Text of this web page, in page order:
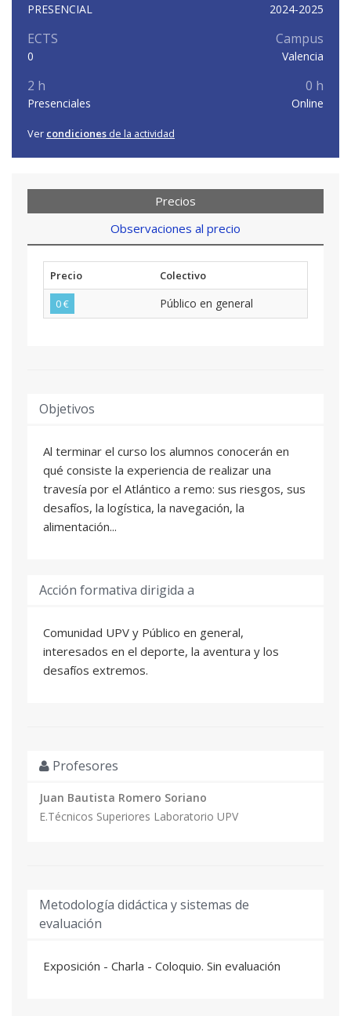
PRESENCIAL 2024-2025
ECTS
0
Campus
Valencia
2 h
Presenciales
0 h
Online
Ver condiciones de la actividad
Precios
Observaciones al precio
Precio
Colectivo
0 €
Público en general
Objetivos
Al terminar el curso los alumnos conocerán en
qué consiste la experiencia de realizar una
travesía por el Atlántico a remo: sus riesgos, sus
desafíos, la logística, la navegación, la
alimentación...
Acción formativa dirigida a
Comunidad UPV y Público en general,
interesados en el deporte, la aventura y los
desafíos extremos.
Profesores
Juan Bautista Romero Soriano
E.Técnicos Superiores Laboratorio UPV
Metodología didáctica y sistemas de
evaluación
Exposición - Charla - Coloquio. Sin evaluación